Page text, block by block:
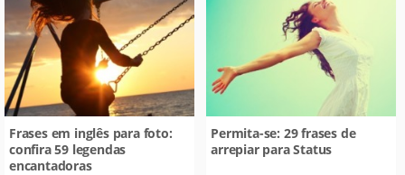
Frases em inglês para foto:
confira 59 legendas
encantadoras
Permita-se: 29 frases de
arrepiar para Status